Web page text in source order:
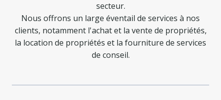
secteur.
Nous offrons un large éventail de services à nos
clients, notamment l'achat et la vente de propriétés,
la location de propriétés et la fourniture de services
de conseil.